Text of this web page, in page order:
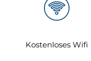
Kostenloses Wifi